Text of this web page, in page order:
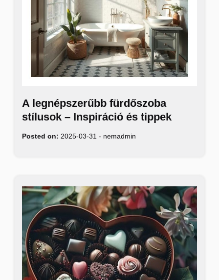
A legnépszerűbb fürdőszoba
stílusok – Inspiráció és tippek
Posted on: 2025-03-31 - nemadmin